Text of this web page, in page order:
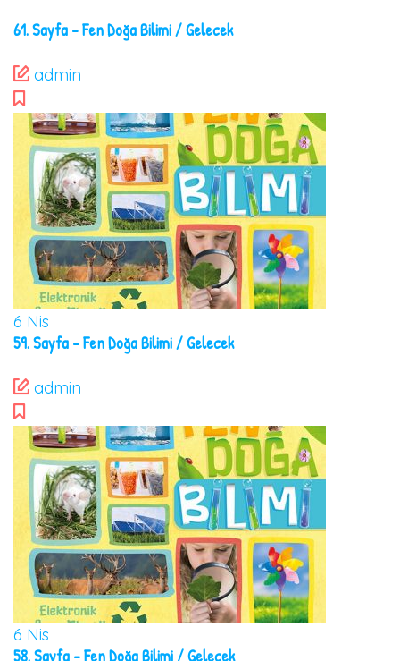
61. Sayfa – Fen Doğa Bilimi / Gelecek
admin
6 Nis
59. Sayfa – Fen Doğa Bilimi / Gelecek
admin
6 Nis
58. Sayfa – Fen Doğa Bilimi / Gelecek